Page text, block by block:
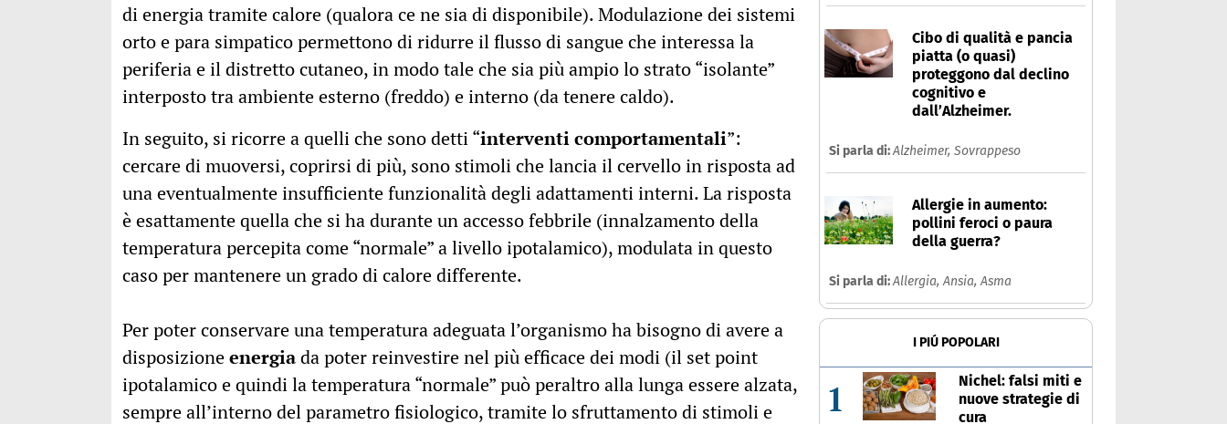
di energia tramite calore (qualora ce ne sia di disponibile). Modulazione dei sistemi
orto e para simpatico permettono di ridurre il flusso di sangue che interessa la
periferia e il distretto cutaneo, in modo tale che sia più ampio lo strato “isolante”
interposto tra ambiente esterno (freddo) e interno (da tenere caldo).
In seguito, si ricorre a quelli che sono detti “interventi comportamentali”:
cercare di muoversi, coprirsi di più, sono stimoli che lancia il cervello in risposta ad
una eventualmente insufficiente funzionalità degli adattamenti interni. La risposta
è esattamente quella che si ha durante un accesso febbrile (innalzamento della
temperatura percepita come “normale” a livello ipotalamico), modulata in questo
caso per mantenere un grado di calore differente.
Per poter conservare una temperatura adeguata l’organismo ha bisogno di avere a
disposizioneenergiada poter reinvestire nel più efficace dei modi (il set point
ipotalamico e quindi la temperatura “normale” può peraltro alla lunga essere alzata,
sempre all’interno del parametro fisiologico, tramite lo sfruttamento di stimoli e
Cibo di qualità e pancia
piatta (o quasi)
proteggono dal declino
cognitivo e
dall’Alzheimer.
Si parla di:Alzheimer, Sovrappeso
Allergie in aumento:
pollini feroci o paura
della guerra?
Si parla di:Allergia,Ansia,Asma
I PIÚ POPOLARI
1
Nichel: falsi miti e
nuove strategie di
cura